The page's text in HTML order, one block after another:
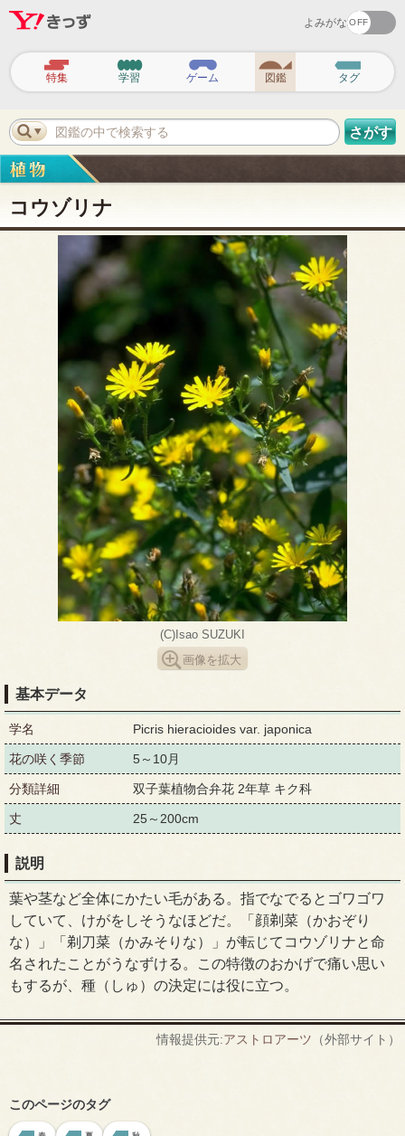
よみがな
ビ
ゲ
ー
シ
ョ
ン
特集 学習 ゲーム 図鑑 タグ
図鑑の中で検索する さがす
コウゾリナ
(C)Isao SUZUKI
画像を拡大
基本データ
学名 Picris hieracioides var. japonica
花の咲く季節 5～10月
分類詳細 双子葉植物合弁花 2年草 キク科
丈 25～200cm
説明
葉や茎など全体にかたい毛がある。指でなでるとゴワゴワ
していて、けがをしそうなほどだ。「顔剃菜（かおぞり
な）」「剃刀菜（かみそりな）」が転じてコウゾリナと命
名されたことがうなずける。この特徴のおかげで痛い思い
もするが、種（しゅ）の決定には役に立つ。
情報提供元:アストロアーツ （外部サイト）
このページのタグ